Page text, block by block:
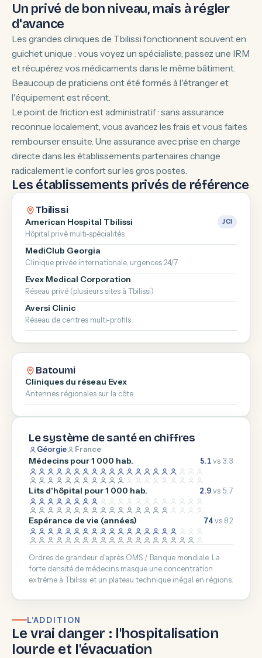
Un privé de bon niveau, mais à régler
d'avance
Les grandes cliniques de Tbilissi fonctionnent souvent en
guichet unique : vous voyez un spécialiste, passez une IRM
et récupérez vos médicaments dans le même bâtiment.
Beaucoup de praticiens ont été formés à l'étranger et
l'équipement est récent.
Le point de friction est administratif : sans assurance
reconnue localement, vous avancez les frais et vous faites
rembourser ensuite. Une assurance avec prise en charge
directe dans les établissements partenaires change
radicalement le confort sur les gros postes.
Les établissements privés de référence
Tbilissi
American Hospital Tbilissi JCI
Hôpital privé multi-spécialités
MediClub Georgia
Clinique privée internationale, urgences 24/7
Evex Medical Corporation
Réseau privé (plusieurs sites à Tbilissi)
Aversi Clinic
Réseau de centres multi-profils
Batoumi
Cliniques du réseau Evex
Antennes régionales sur la côte
Le système de santé en chiffres
Géorgie France
Médecins pour 1 000 hab. 5.1vs 3.3
Lits d'hôpital pour 1 000 hab. 2.9vs 5.7
Espérance de vie (années) 74vs 82
Ordres de grandeur d'après OMS / Banque mondiale. La
forte densité de médecins masque une concentration
extrême à Tbilissi et un plateau technique inégal en régions.
L'ADDITION
Le vrai danger : l'hospitalisation
lourde et l'évacuation